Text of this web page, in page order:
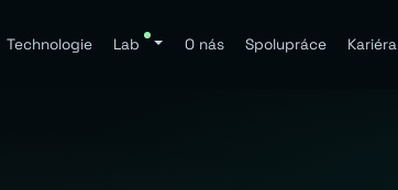
Technologie Lab O nás Spolupráce Kariéra